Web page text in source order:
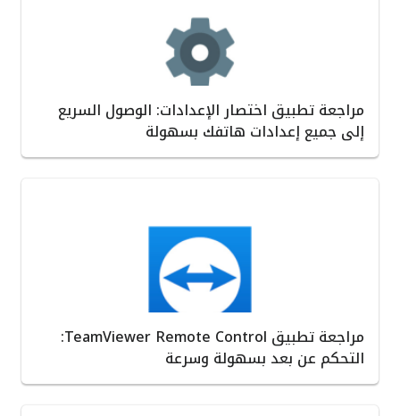
مراجعة تطبيق اختصار الإعدادات: الوصول السريع
إلى جميع إعدادات هاتفك بسهولة
مراجعة تطبيق TeamViewer Remote Control:
التحكم عن بعد بسهولة وسرعة